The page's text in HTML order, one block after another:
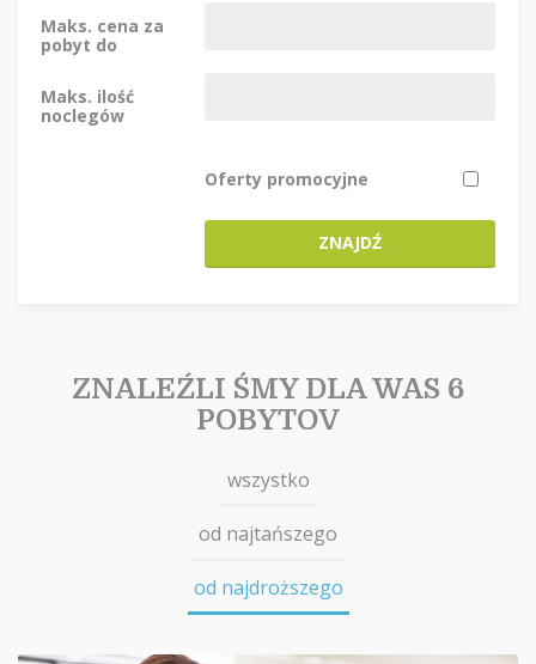
Maks. cena za
pobyt do
Maks. ilość
noclegów
Oferty promocyjne
ZNAJDŹ
ZNALEŹLI ŚMY DLA WAS 6
POBYTOV
wszystko
od najtańszego
od najdroższego